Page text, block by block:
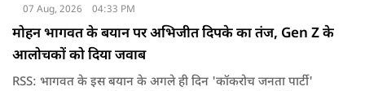
07 Aug, 2026 04:33 PM
मोहन भागवत के बयान पर अभिजीत दिपके का तंज, Gen Z के
आलोचकों को दिया जवाब
RSS: भागवत के इस बयान के अगले ही दिन 'कॉकरोच जनता पार्टी'